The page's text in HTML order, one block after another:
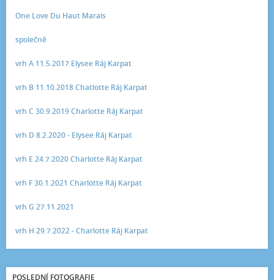
One Love Du Haut Marais
společně
vrh A 11.5.2017 Elysee Ráj Karpat
vrh B 11.10.2018 Chatlotte Ráj Karpat
vrh C 30.9.2019 Charlotte Ráj Karpat
vrh D 8.2.2020 - Elysee Ráj Karpat
vrh E 24.7.2020 Charlotte Ráj Karpat
vrh F 30.1.2021 Charlotte Ráj Karpat
vrh G 27.11.2021
vrh H 29.7.2022 - Charlotte Ráj Karpat
POSLEDNÍ FOTOGRAFIE